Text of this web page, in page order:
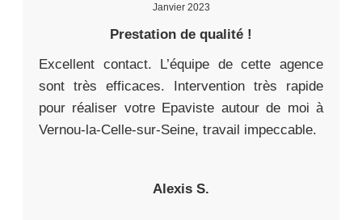
Janvier 2023
Prestation de qualité !
Excellent contact. L’équipe de cette agence
sont très efficaces. Intervention très rapide
pour réaliser votre Epaviste autour de moi à
Vernou-la-Celle-sur-Seine, travail impeccable.
Alexis S.